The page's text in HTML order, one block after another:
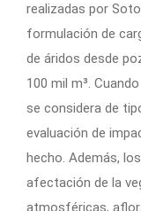
realizadas por
formulación de
de áridos desde
100 mil m³.
se considera de
evaluación de
hecho. Además,
afectación de la
atmosféricas,